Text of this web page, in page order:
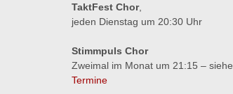
TaktFest Chor,
jeden Dienstag um 20:30 Uhr
Stimmpuls Chor
Zweimal im Monat um 21:15 – siehe
Termine